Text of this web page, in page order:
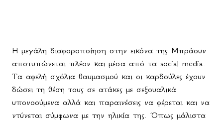
Η μεγάλη διαφοροποίηση στην εικόνα της Μπράουν
αποτυπώνεται πλέον και μέσα από τα social media
Τα αφελή σχόλια θαυμασμού και οι καρδούλες έχουν
δώσει τη θέση τους σε ατάκες με σεξουαλικά
υπονοούμενα αλλά και παραινέσεις να φέρεται και να
ντύνεται σύμφωνα με την ηλικία της. Όπως μάλιστα